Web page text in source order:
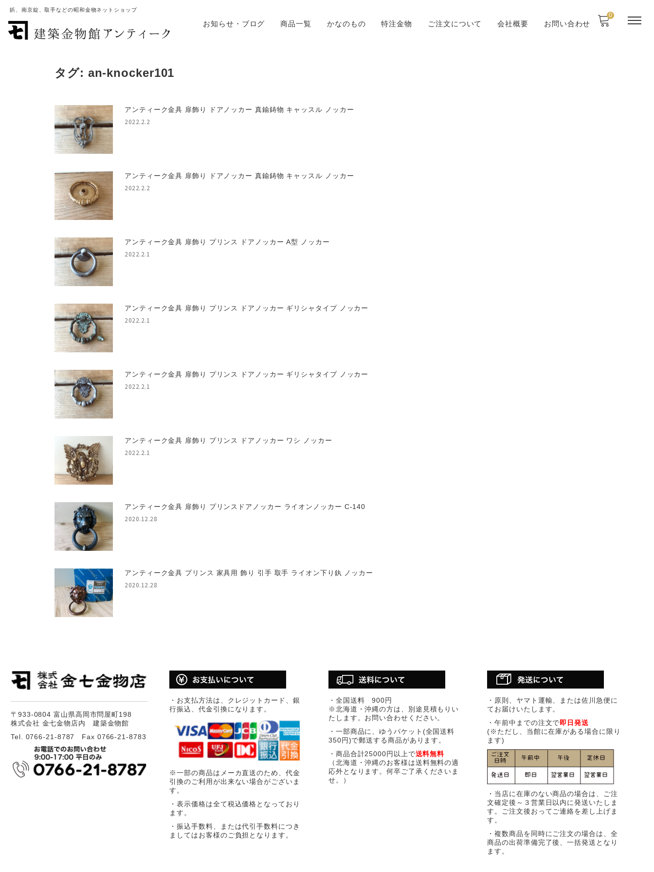
鋲、南京錠、取手などの昭和金物ネットショップ
お知らせ・ブログ 商品一覧 かなのもの 特注金物 ご注文について 会社概要 お問い合わせ
0
タグ: an-knocker101
アンティーク金具 扉飾り ドアノッカー 真鍮鋳物 キャッスル ノッカー
2022.2.2
アンティーク金具 扉飾り ドアノッカー 真鍮鋳物 キャッスル ノッカー
2022.2.2
アンティーク金具 扉飾り プリンス ドアノッカー A型 ノッカー
2022.2.1
アンティーク金具 扉飾り プリンス ドアノッカー ギリシャタイプ ノッカー
2022.2.1
アンティーク金具 扉飾り プリンス ドアノッカー ギリシャタイプ ノッカー
2022.2.1
アンティーク金具 扉飾り プリンス ドアノッカー ワシ ノッカー
2022.2.1
アンティーク金具 扉飾り プリンスドアノッカー ライオンノッカー C-140
2020.12.28
アンティーク金具 プリンス 家具用 飾り 引手 取手 ライオン下り釻 ノッカー
2020.12.28
〒933-0804 富山県高岡市問屋町198
株式会社 金七金物店内 建築金物館
Tel. 0766-21-8787 Fax 0766-21-8783
・お支払方法は、クレジットカード、銀
行振込、代金引換になります。
※一部の商品はメーカ直送のため、代金
引換のご利用が出来ない場合がございま
す。
・表示価格は全て税込価格となっており
ます。
・振込手数料、または代引手数料につき
ましてはお客様のご負担となります。
・全国送料 900円
※北海道・沖縄の方は、別途見積もりい
たします。お問い合わせください。
・一部商品に、ゆうパケット(全国送料
350円)で郵送する商品があります。
・商品合計25000円以上で送料無料
（北海道・沖縄のお客様は送料無料の適
応外となります。何卒ご了承くださいま
せ。）
・原則、ヤマト運輸、または佐川急便に
てお届けいたします。
・午前中までの注文で即日発送
(※ただし、当館に在庫がある場合に限り
ます)
・当店に在庫のない商品の場合は、ご注
文確定後～３営業日以内に発送いたしま
す。ご注文後おってご連絡を差し上げま
す。
・複数商品を同時にご注文の場合は、全
商品の出荷準備完了後、一括発送となり
ます。